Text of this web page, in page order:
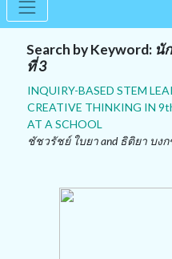
Search by Keyword: นั
ที่ 3
INQUIRY-BASED STEM
CREATIVE THINKING IN
AT A SCHOOL
ชัชวรัชย์ ใบยา and ธิติยา บง